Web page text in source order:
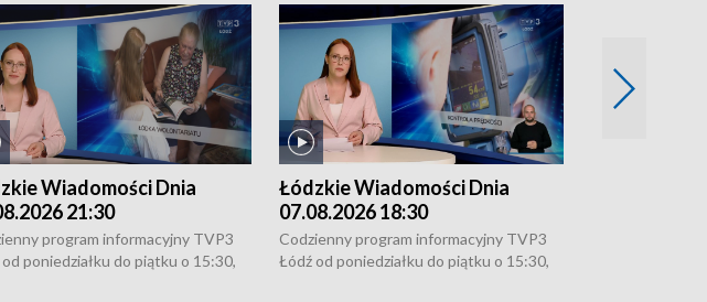
Wiadomości Dnia
21:30
program informacyjny TVP3
poniedziałku do piątku o 15:30,
Łódzkie Wiadomości Dnia
07.08.2026 18:30
Codzienny program informacyjny TVP3
Łódź od poniedziałku do piątku o 15:30,